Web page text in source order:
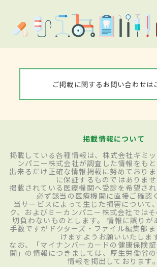
ご掲載に関するお問い合わせは
掲載情報について
掲載している各種情報は、株式会社ギミ
ンパニー株式会社が調査した情報をもと
出来るだけ正確な情報掲載に努めており
に保証するものではありませ
掲載されている医療機関へ受診を希望さ
必ず該当の医療機関に直接ご確認
当サービスによって生じた損害について
ク、およびミーカンパニー株式会社では
切負わないものとします。 情報に誤りが
手数ですがドクターズ・ファイル編集部
けますようお願いいたしま
なお、「マイナンバーカードの健康保険
関」の情報につきましては、厚生労働省の
情報を掲出しております。